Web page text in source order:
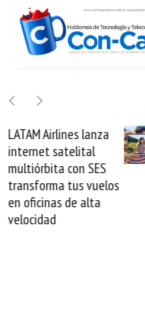
Samsung Galaxy Z
Fold8 la novedad
plegable y un
formato fácil de
enamorse